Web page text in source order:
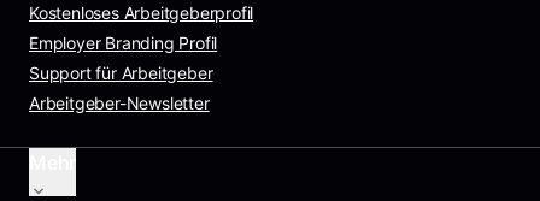
Kostenloses Arbeitgeberprofil
Employer Branding Profil
Support für Arbeitgeber
Arbeitgeber-Newsletter